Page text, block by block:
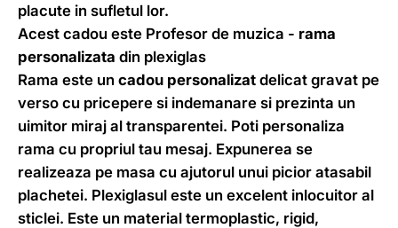
placute in sufletul lor.
Acest cadou este Profesor de muzica - rama
personalizata din plexiglas
Rama este un cadou personalizat delicat gravat pe
verso cu pricepere si indemanare si prezinta un
uimitor miraj al transparentei. Poti personaliza
rama cu propriul tau mesaj. Expunerea se
realizeaza pe masa cu ajutorul unui picior atasabil
plachetei. Plexiglasul este un excelent inlocuitor al
sticlei. Este un material termoplastic, rigid,